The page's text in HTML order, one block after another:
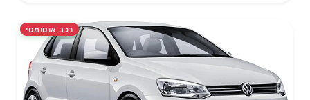
רכב אוטומטי